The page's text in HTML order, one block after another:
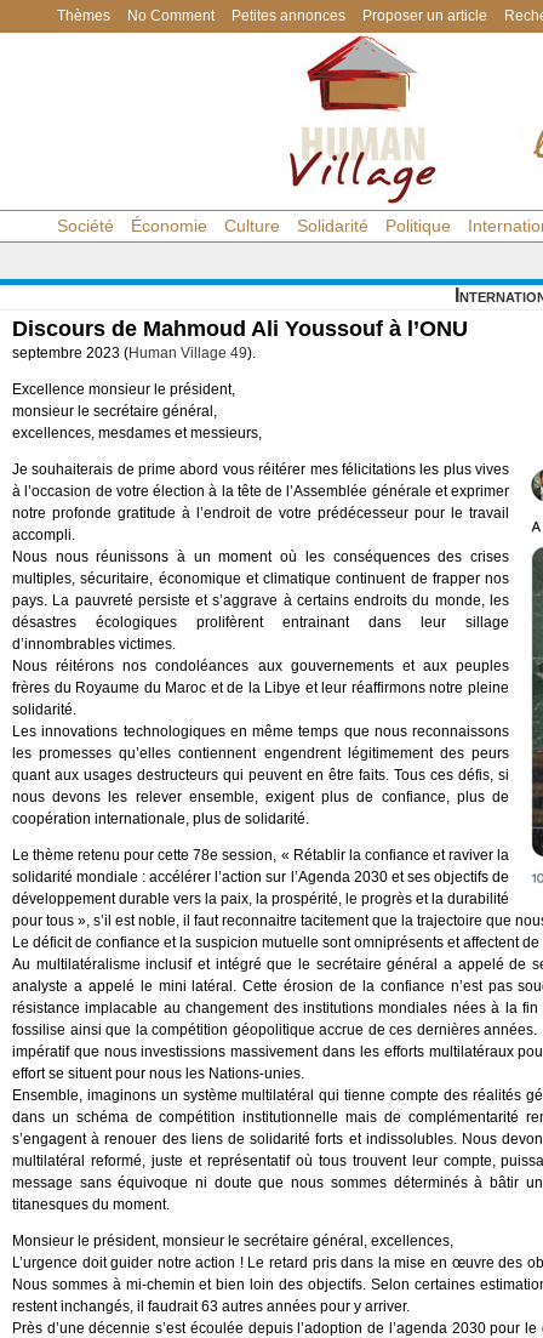
Thèmes No Comment Petites annonces Proposer un article
Société Économie Culture Solidarité Politique
Discours de Mahmoud Ali Youssouf à l’ONU
septembre 2023 (Human Village 49).
Excellence monsieur le président,
monsieur le secrétaire général,
excellences, mesdames et messieurs,
Je souhaiterais de prime abord vous réitérer mes félicitations les plus vives
à l’occasion de votre élection à la tête de l’Assemblée générale et exprimer
notre profonde gratitude à l’endroit de votre prédécesseur pour le travail
accompli.
Nous nous réunissons à un moment où les conséquences des crises
multiples, sécuritaire, économique et climatique continuent de frapper nos
pays. La pauvreté persiste et s’aggrave à certains endroits du monde, les
désastres écologiques prolifèrent entrainant dans leur sillage
d’innombrables victimes.
Nous réitérons nos condoléances aux gouvernements et aux peuples
frères du Royaume du Maroc et de la Libye et leur réaffirmons notre pleine
solidarité.
Les innovations technologiques en même temps que nous reconnaissons
les promesses qu’elles contiennent engendrent légitimement des peurs
quant aux usages destructeurs qui peuvent en être faits. Tous ces défis, si
nous devons les relever ensemble, exigent plus de confiance, plus de
coopération internationale, plus de solidarité.
Le thème retenu pour cette 78e session, « Rétablir la confiance et raviver la
solidarité mondiale : accélérer l’action sur l’Agenda 2030 et ses objectifs de
développement durable vers la paix, la prospérité, le progrès et la durabilité
pour tous », s’il est noble, il faut reconnaitre tacitement que la trajectoire que
Le déficit de confiance et la suspicion mutuelle sont omniprésents et affectent
Au multilatéralisme inclusif et intégré que le secrétaire général a appelé de
analyste a appelé le mini latéral. Cette érosion de la confiance n’est pas
résistance implacable au changement des institutions mondiales nées à la
fossilise ainsi que la compétition géopolitique accrue de ces dernières
impératif que nous investissions massivement dans les efforts multilatéraux
effort se situent pour nous les Nations-unies.
Ensemble, imaginons un système multilatéral qui tienne compte des réalités
dans un schéma de compétition institutionnelle mais de complémentarité
s’engagent à renouer des liens de solidarité forts et indissolubles. Nous
multilatéral reformé, juste et représentatif où tous trouvent leur compte,
message sans équivoque ni doute que nous sommes déterminés à bâtir
titanesques du moment.
Monsieur le président, monsieur le secrétaire général, excellences,
L’urgence doit guider notre action ! Le retard pris dans la mise en œuvre des
Nous sommes à mi-chemin et bien loin des objectifs. Selon certaines
restent inchangés, il faudrait 63 autres années pour y arriver.
Près d’une décennie s’est écoulée depuis l’adoption de l’agenda 2030 pour